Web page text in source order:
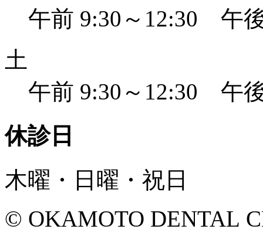
午前 9:30～12:30 午
土
午前 9:30～12:30 午
休診日
木曜・日曜・祝日
© OKAMOTO DENTAL